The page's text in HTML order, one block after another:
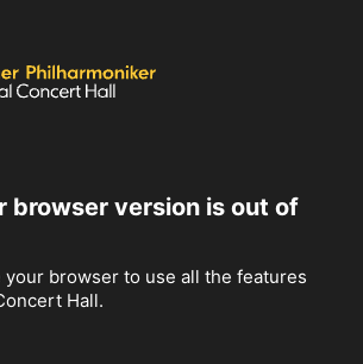
browser version is out of
your browser to use all the features
Hall.